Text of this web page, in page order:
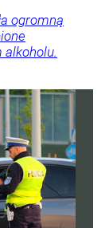
ogromną
alkoholu.